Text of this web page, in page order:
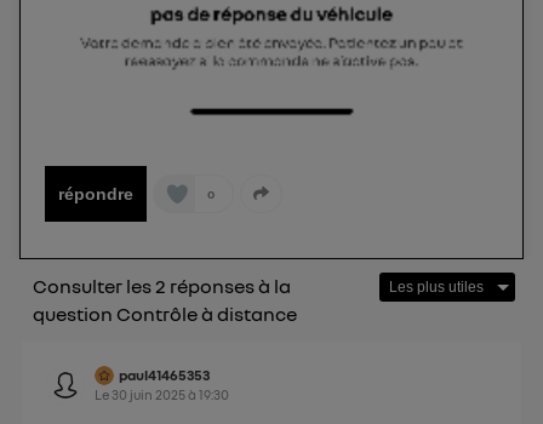
répondre 0
Consulter les 2 réponses à la
question Contrôle à distance
paul41465353
Le 30 juin 2025à19:30